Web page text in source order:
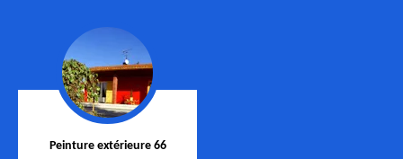
Peinture extérieure 66